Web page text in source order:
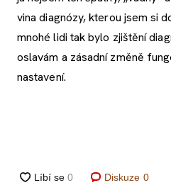
vina diagnózy, kterou jsem si
mnohé lidi tak bylo zjištění
oslavám a zásadní změně
nastavení.
Diskuze 0